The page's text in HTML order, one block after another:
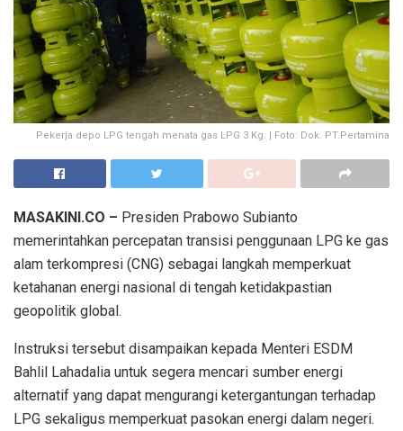
Pekerja depo LPG tengah menata gas LPG 3 Kg. | Foto: Dok. PT.Pertamina
MASAKINI.CO – Presiden Prabowo Subianto
memerintahkan percepatan transisi penggunaan LPG ke gas
alam terkompresi (CNG) sebagai langkah memperkuat
ketahanan energi nasional di tengah ketidakpastian
geopolitik global.
Instruksi tersebut disampaikan kepada Menteri ESDM
Bahlil Lahadalia untuk segera mencari sumber energi
alternatif yang dapat mengurangi ketergantungan terhadap
LPG sekaligus memperkuat pasokan energi dalam negeri.